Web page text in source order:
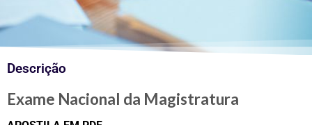
Descrição
Exame Nacional da Magistratura